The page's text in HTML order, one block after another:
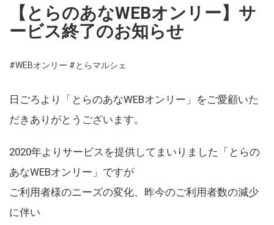
【とらのあなWEBオンリー】サ
ービス終了のお知らせ
#WEBオンリー #とらマルシェ
日ごろより「とらのあなWEBオンリー」をご愛顧いた
だきありがとうございます。
2020年よりサービスを提供してまいりました「とらの
あなWEBオンリー」ですが
ご利用者様のニーズの変化、昨今のご利用者数の減少
に伴い